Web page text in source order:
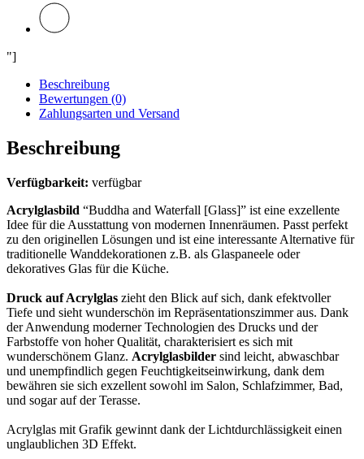
"]
Beschreibung
Bewertungen (0)
Zahlungsarten und Versand
Beschreibung
Verfügbarkeit: verfügbar
Acrylglasbild “Buddha and Waterfall [Glass]” ist eine exzellente
Idee für die Ausstattung von modernen Innenräumen. Passt perfekt
zu den originellen Lösungen und ist eine interessante Alternative für
traditionelle Wanddekorationen z.B. als Glaspaneele oder
dekoratives Glas für die Küche.
Druck auf Acrylglas zieht den Blick auf sich, dank efektvoller
Tiefe und sieht wunderschön im Repräsentationszimmer aus. Dank
der Anwendung moderner Technologien des Drucks und der
Farbstoffe von hoher Qualität, charakterisiert es sich mit
wunderschönem Glanz. Acrylglasbilder sind leicht, abwaschbar
und unempfindlich gegen Feuchtigkeitseinwirkung, dank dem
bewähren sie sich exzellent sowohl im Salon, Schlafzimmer, Bad,
und sogar auf der Terasse.
Acrylglas mit Grafik gewinnt dank der Lichtdurchlässigkeit einen
unglaublichen 3D Effekt.